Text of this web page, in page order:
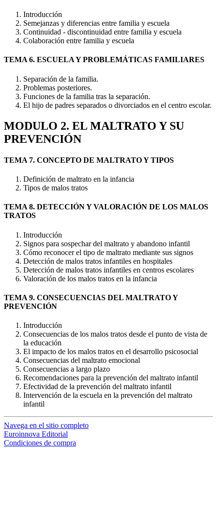
Introducción
Semejanzas y diferencias entre familia y escuela
Continuidad - discontinuidad entre familia y escuela
Colaboración entre familia y escuela
TEMA 6. ESCUELA Y PROBLEMÁTICAS FAMILIARES
Separación de la familia.
Problemas posteriores.
Funciones de la familia tras la separación.
El hijo de padres separados o divorciados en el centro escolar.
MODULO 2. EL MALTRATO Y SU
PREVENCIÓN
TEMA 7. CONCEPTO DE MALTRATO Y TIPOS
Definición de maltrato en la infancia
Tipos de malos tratos
TEMA 8. DETECCIÓN Y VALORACIÓN DE LOS MALOS
TRATOS
Introducción
Signos para sospechar del maltrato y abandono infantil
Cómo reconocer el tipo de maltrato mediante sus signos
Detección de malos tratos infantiles en hospitales
Detección de malos tratos infantiles en centros escolares
Valoración de los malos tratos en la infancia
TEMA 9. CONSECUENCIAS DEL MALTRATO Y
PREVENCIÓN
Introducción
Consecuencias de los malos tratos desde el punto de vista de
la educación
El impacto de los malos tratos en el desarrollo psicosocial
Consecuencias del maltrato emocional
Consecuencias a largo plazo
Recomendaciones para la prevención del maltrato infantil
Efectividad de la prevención del maltrato infantil
Intervención de la escuela en la prevención del maltrato
infantil
Navega en el sitio completo
Euroinnova Editorial
Condiciones de compra